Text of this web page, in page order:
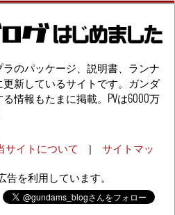
のパッケージ、説明書、ランナ
新しているサイトです。ガンダ
情報もたまに掲載。PVは6000万
サイトについて | サイトマッ
を利用しています。